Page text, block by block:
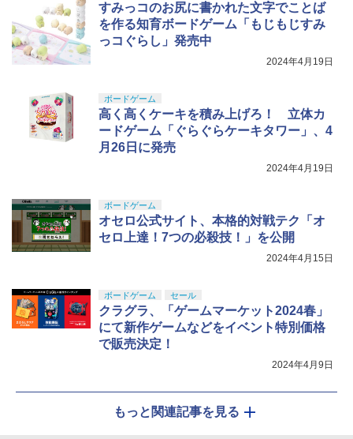
すみっコのお尻に書かれた文字でことば
を作る知育ボードゲーム「もじもじすみ
っコぐらし」発売中
2024年4月19日
ボードゲーム
高く高くケーキを積み上げろ！ 立体カ
ードゲーム「ぐらぐらケーキタワー」、4
月26日に発売
2024年4月19日
ボードゲーム
オセロ公式サイト、本格的対戦テク「オ
セロ上達！7つの必殺技！」を公開
2024年4月15日
ボードゲーム セール
クラグラ、「ゲームマーケット2024春」
にて新作ゲームなどをイベント特別価格
で販売決定！
2024年4月9日
もっと関連記事を見る